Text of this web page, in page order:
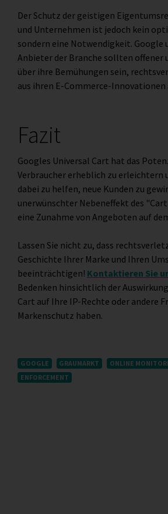
Der Schutz der geistigen
und Unternehmen ist jedoch kein
sondern eine Notwendigkeit. Google
Anbieter der Branche sollten offener
über ihre Bemühungen sein,
aus ihren E-Commerce-Innovationen
Fazit
Googles Universal Cart hat das
Verbraucher erheblich zu erleichtern
dabei zu helfen, neue Kunden zu
unerwünschter Nebeneffekt des
eine Zunahme von Angeboten auf
Lassen Sie nicht zu, dass
Geschichte Ihrer Marke und Ihren
beeinträchtigen! Kontaktieren Sie
Bedenken hinsichtlich der
Cart auf Ihre IP-Rechte oder andere
Markenschutz haben.
GOOGLE GRAUMARKT
ONLINE
ENFORCEMENT